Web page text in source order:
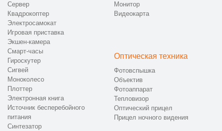
Сервер
Квадрокоптер
Электросамокат
Игровая приставка
Экшен-камера
Смарт-часы
Гироскутер
Сигвей
Моноколесо
Плоттер
Электронная книга
Источник бесперебойного
питания
Синтезатор
Монитор
Видеокарта
Оптическая техника
Фотовспышка
Объектив
Фотоаппарат
Тепловизор
Оптический прицел
Прицел ночного видения